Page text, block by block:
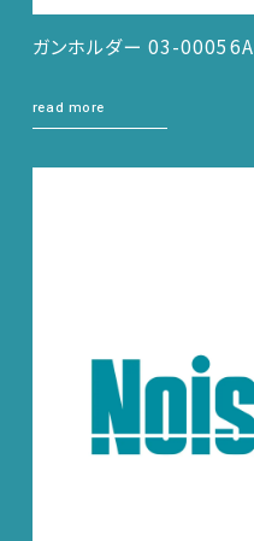
ガンホルダー 03-00056A
read more